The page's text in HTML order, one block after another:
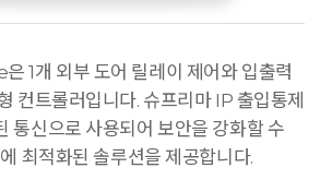
1개 외부 도어 릴레이 제어와 입출력
컨트롤러입니다. 슈프리마 IP 출입통제
통신으로 사용되어 보안을 강화할 수
최적화된 솔루션을 제공합니다.